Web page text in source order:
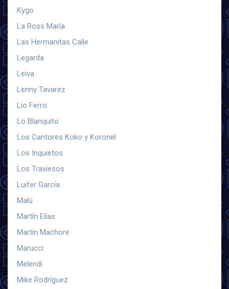
Kygo
La Ross María
Las Hermanitas Calle
Legarda
Leiva
Lenny Tavarez
Lio Ferro
Lo Blanquito
Los Cantores Koko y Koronel
Los Inquietos
Los Traviesos
Luifer García
Malú
Martín Elías
Martin Machore
Marucci
Melendi
Mike Rodríguez